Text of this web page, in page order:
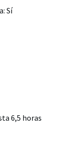
Sí
6,5 horas